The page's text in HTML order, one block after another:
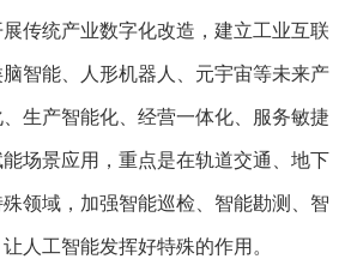
传统产业数字化改造，建立工业互联
智能、人形机器人、元宇宙等未来产
生产智能化、经营一体化、服务敏捷
场景应用，重点是在轨道交通、地下
领域，加强智能巡检、智能勘测、智
人工智能发挥好特殊的作用。